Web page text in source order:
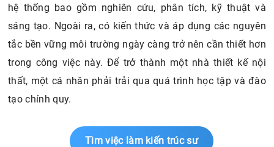
hệ thống bao gồm nghiên cứu, phân tích, kỹ thuật và
sáng tạo. Ngoài ra, có kiến ​​thức và áp dụng các nguyên
tắc bền vững môi trường ngày càng trở nên cần thiết hơn
trong công việc này. Để trở thành một nhà thiết kế nội
thất, một cá nhân phải trải qua quá trình học tập và đào
tạo chính quy.
Tìm việc làm kiến trúc sư